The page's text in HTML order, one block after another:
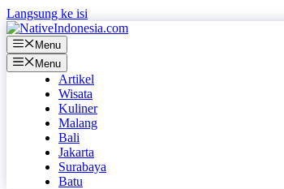
Langsung ke isi
Menu
Menu
Artikel
Wisata
Kuliner
Malang
Bali
Jakarta
Surabaya
Batu